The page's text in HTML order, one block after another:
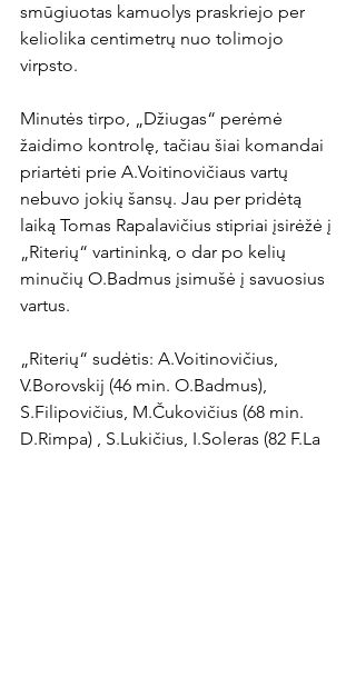
smūgiuotas kamuolys praskriejo per
keliolika centimetrų nuo tolimojo
virpsto.
Minutės tirpo, „Džiugas“ perėmė
žaidimo kontrolę, tačiau šiai komandai
priartėti prie A.Voitinovičiaus vartų
nebuvo jokių šansų. Jau per pridėtą
laiką Tomas Rapalavičius stipriai įsirėžė į
„Riterių“ vartininką, o dar po kelių
minučių O.Badmus įsimušė į savuosius
vartus.
„Riterių“ sudėtis: A.Voitinovičius,
V.Borovskij (46 min. O.Badmus),
S.Filipovičius, M.Čukovičius (68 min.
D.Rimpa) , S.Lukičius, I.Soleras (82 F.La